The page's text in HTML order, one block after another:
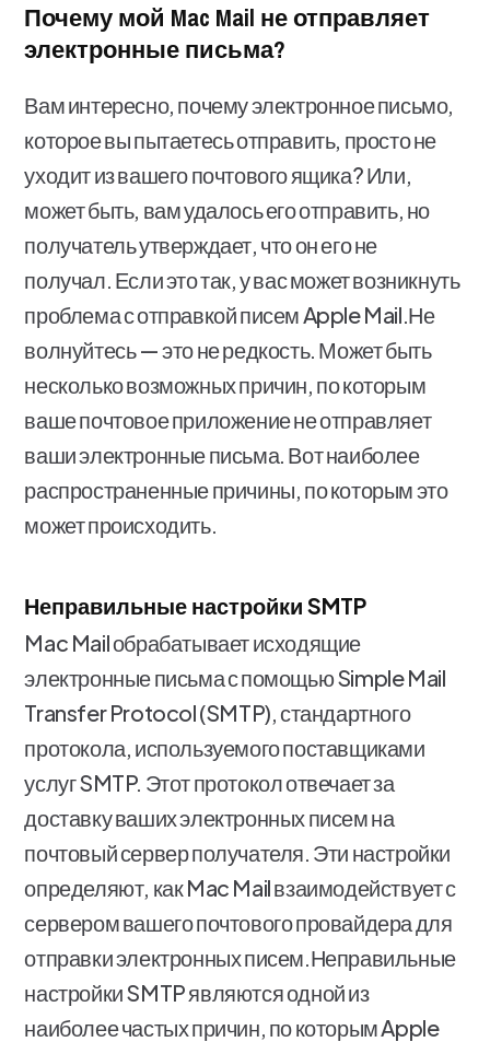
Почему мой Mac Mail не отправляет
электронные письма?
Вам интересно, почему электронное письмо,
которое вы пытаетесь отправить, просто не
уходит из вашего почтового ящика? Или,
может быть, вам удалось его отправить, но
получатель утверждает, что он его не
получал. Если это так, у вас может возникнуть
проблема с отправкой писем Apple Mail.Не
волнуйтесь — это не редкость. Может быть
несколько возможных причин, по которым
ваше почтовое приложение не отправляет
ваши электронные письма. Вот наиболее
распространенные причины, по которым это
может происходить.
Неправильные настройки SMTP
Mac Mail обрабатывает исходящие
электронные письма с помощью Simple Mail
Transfer Protocol (SMTP), стандартного
протокола, используемого поставщиками
услуг SMTP. Этот протокол отвечает за
доставку ваших электронных писем на
почтовый сервер получателя. Эти настройки
определяют, как Mac Mail взаимодействует с
сервером вашего почтового провайдера для
отправки электронных писем.Неправильные
настройки SMTP являются одной из
наиболее частых причин, по которым Apple